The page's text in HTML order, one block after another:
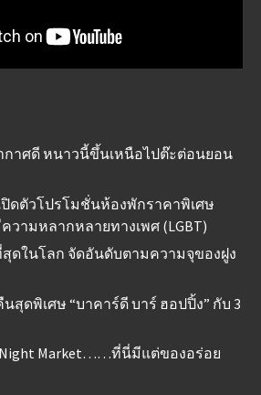
กาศดี หนาวนี้ขึ้นเหนือไปต๊ะต่อนยอน
ปิดตัวโปรโมชั่นห้องพักราคาพิเศษ
ามหลากหลายทางเพศ (LGBT)
ดในโลก จัดอันดับตามความจุของฝูง
สุดพิเศษ “บาคาร์ดี บาร์ ฮอปปิ้ง” กับ 3
Night Market……ที่นี่มีแต่ของอร่อย